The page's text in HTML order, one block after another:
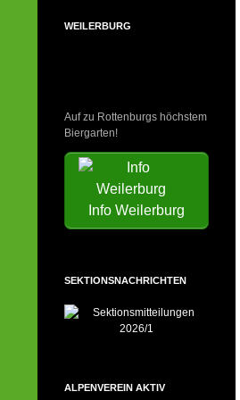
WEILERBURG
Auf zu Rottenburgs höchstem
Biergarten!
Info Weilerburg
SEKTIONSNACHRICHTEN
ALPENVEREIN AKTIV